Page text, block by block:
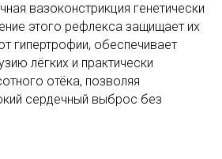
вазоконстрикция генетически
этого рефлекса защищает их
гипертрофии, обеспечивает
лёгких и практически
отёка, позволяя
сердечный выброс без